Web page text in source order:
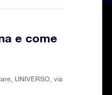
e come
UNIVERSO via